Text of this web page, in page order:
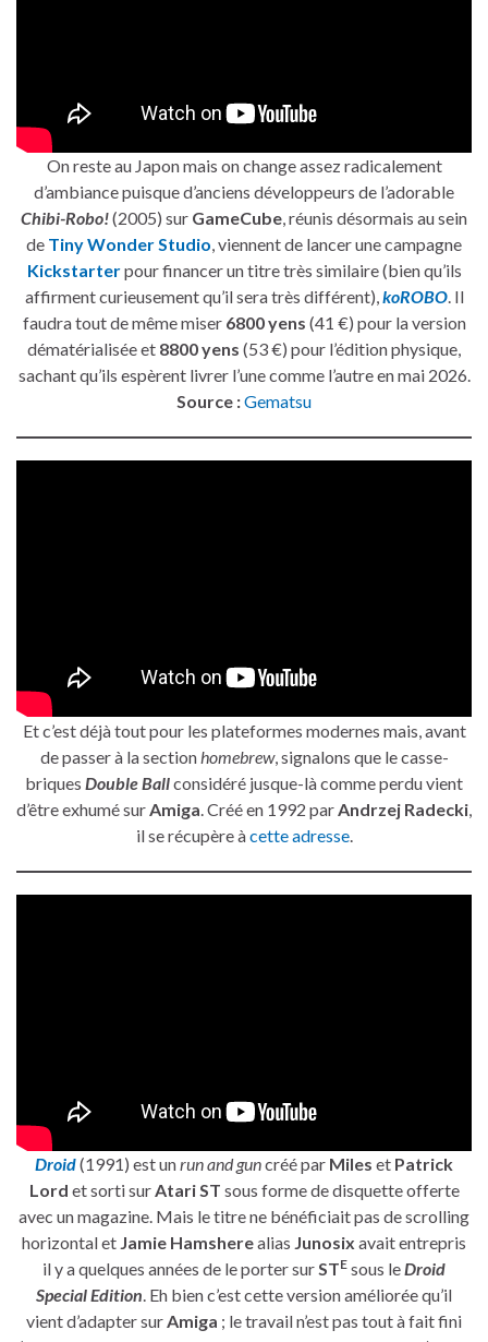
On reste au Japon mais on change assez radicalement
d’ambiance puisque d’anciens développeurs de l’adorable
Chibi-Robo!(2005) sur GameCube, réunis désormais au sein
de Tiny Wonder Studio, viennent de lancer une campagne
Kickstarterpour financer un titre très similaire (bien qu’ils
affirment curieusement qu’il sera très différent),koROBO. Il
faudra tout de même miser 6800 yens (41 €) pour la version
dématérialisée et 8800 yens (53 €) pour l’édition physique,
sachant qu’ils espèrent livrer l’une comme l’autre en mai 2026.
Source :Gematsu
Et c’est déjà tout pour les plateformes modernes mais, avant
de passer à la section homebrew, signalons que le casse-
briques Double Ballconsidéré jusque-là comme perdu vient
d’être exhumé sur Amiga . Créé en 1992 par Andrzej Radecki
il se récupère àcette adresse.
Droid(1991) est unrun and guncréé par Miles et Patrick
Lord et sorti sur Atari ST sous forme de disquette offerte
avec un magazine. Mais le titre ne bénéficiait pas de scrolling
horizontal et Jamie Hamsherealias Junosix avait entrepris
il y a quelques années de le porter sur STE sous le Droid
Special Edition . Eh bien c’est cette version améliorée qu’il
vient d’adapter sur Amiga ; le travail n’est pas tout à fait fini